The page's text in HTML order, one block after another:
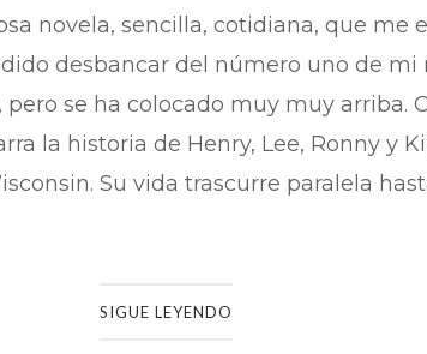
novela, sencilla, cotidiana, que me
desbancar del número uno de mi
se ha colocado muy muy arriba.
la historia de Henry, Lee, Ronny y
Su vida trascurre paralela
SIGUE LEYENDO